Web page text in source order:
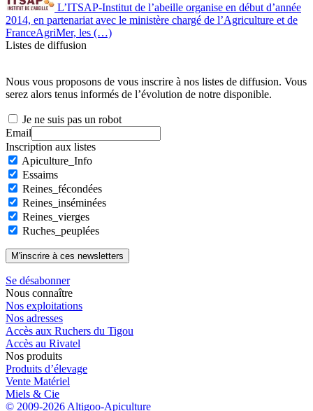
L’ITSAP-Institut de l’abeille organise en début d’année
2014, en partenariat avec le ministère chargé de l’Agriculture et de
FranceAgriMer, les (…)
Listes de diffusion
Nous vous proposons de vous inscrire à nos listes de diffusion. Vous
serez alors tenus informés de l’évolution de notre disponible.
Je ne suis pas un robot
Email
Inscription aux listes
Apiculture_Info
Essaims
Reines_fécondées
Reines_inséminées
Reines_vierges
Ruches_peuplées
Se désabonner
Nous connaître
Nos exploitations
Nos adresses
Accès aux Ruchers du Tigou
Accès au Rivatel
Nos produits
Produits d’élevage
Vente Matériel
Miels & Cie
© 2009-2026 Altigoo-Apiculture